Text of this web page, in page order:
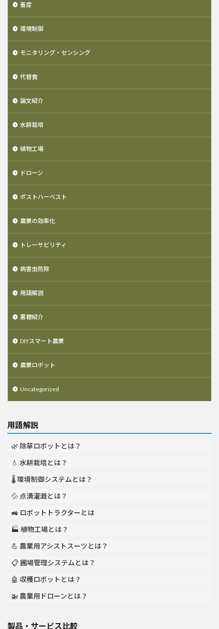
畜産
環境制御
モニタリング・センシング
代替食
論文紹介
水耕栽培
植物工場
ドローン
ポストハーベスト
農業の効率化
トレーサビリティ
病害虫防除
用語解説
書籍紹介
DIYスマート農業
農業ロボット
Uncategorized
用語解説
🌿 除草ロボットとは？
💧 水耕栽培とは？
🌡️ 環境制御システムとは？
💦 点滴灌漑とは？
🚜 ロボットトラクターとは
🏭 植物工場とは？
💪 農業用アシストスーツとは？
📋 圃場管理システムとは？
🤖 収穫ロボットとは？
🚁 農業用ドローンとは？
製品・サービス比較